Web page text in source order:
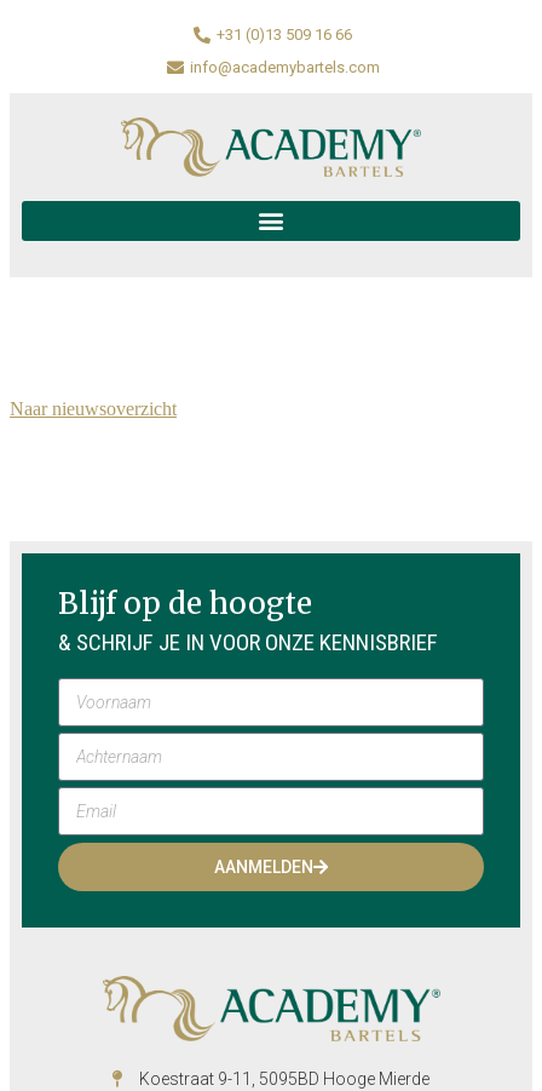
+31 (0)13 509 16 66
info@academybartels.com
Naar nieuwsoverzicht
Blijf op de hoogte
& SCHRIJF JE IN VOOR ONZE KENNISBRIEF
AANMELDEN
Koestraat 9-11, 5095BD Hooge Mierde